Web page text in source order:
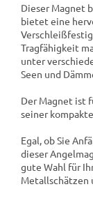
Dieser Magnet
bietet eine
Tragfähigkeit
unter
Seen und
Der Magnet ist
seiner
Egal, ob Sie
dieser
gute Wahl für
Metallschätzen